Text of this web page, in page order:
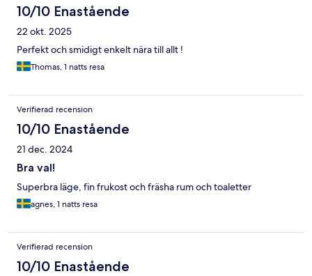
10/10 Enastående
22 okt. 2025
Perfekt och smidigt enkelt nära till allt !
Thomas, 1 natts resa
Verifierad recension
10/10 Enastående
21 dec. 2024
Bra val!
Superbra läge, fin frukost och fräsha rum och toaletter
agnes, 1 natts resa
Verifierad recension
10/10 Enastående